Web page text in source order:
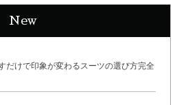
New
だけで印象が変わるスーツの選び方完全